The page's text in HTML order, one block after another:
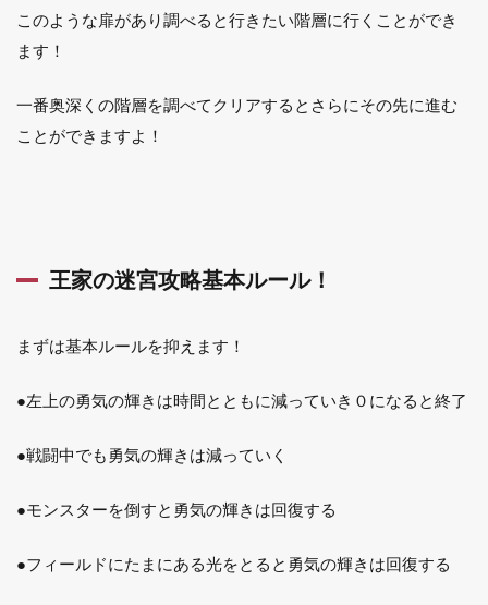
このような扉があり調べると行きたい階層に行くことができ
ます！
一番奥深くの階層を調べてクリアするとさらにその先に進む
ことができますよ！
王家の迷宮攻略基本ルール！
まずは基本ルールを抑えます！
●左上の勇気の輝きは時間とともに減っていき０になると終了
●戦闘中でも勇気の輝きは減っていく
●モンスターを倒すと勇気の輝きは回復する
●フィールドにたまにある光をとると勇気の輝きは回復する